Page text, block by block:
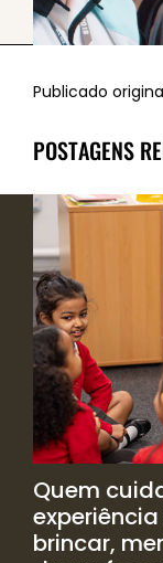
Publicado
POSTAGENS
Quem
brincar,